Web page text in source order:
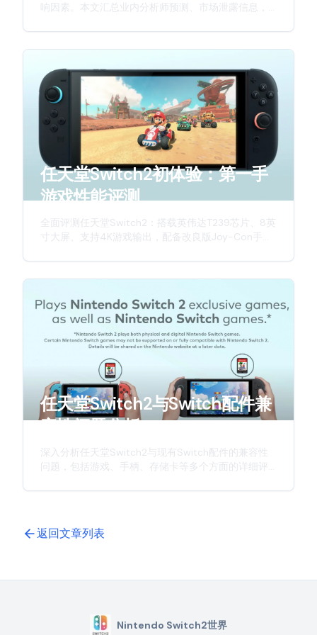
响因素。本文汇总业内分析师预测、市场泄露信息，
任天堂Switch2初体验：第一手
游戏性能评测
全面评测任天堂Switch2：搭载英伟达T239芯片、8英
寸大屏、支持4K游戏输出，配备改良版Joy-Con手
新一代游戏主机的硬件升级与创新特性。
任天堂Switch2与Switch配件兼
容性问题分析
深入分析任天堂Switch2与现有Switch配件的兼容性
问题，包括游戏、手柄、存储卡等多个方面的详细评
返回文章列表
Nintendo Switch2世界